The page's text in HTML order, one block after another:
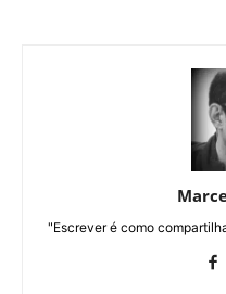
"Escrever é como